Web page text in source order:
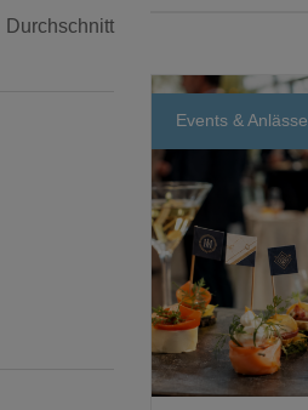
Durchschnitt
Events & Anlässe